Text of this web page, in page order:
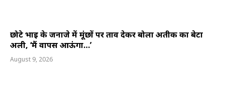
छोटे भाई के जनाजे में मूंछों पर ताव देकर बोला अतीक का बेटा
अली, ‘मैं वापस आऊंगा…’
August 9, 2026